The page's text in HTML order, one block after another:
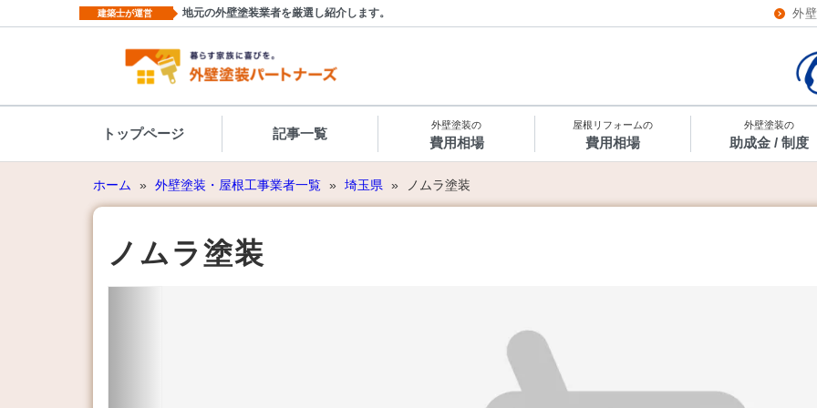
建築士が運営 地元の外壁塗装業者を厳選し紹介します。 外
トップページ 記事一覧
外壁塗装の
費用相場
屋根リフォームの
費用相場
外壁塗装の
助成金 / 制度
ホーム » 外壁塗装・屋根工事業者一覧 » 埼玉県 » ノムラ塗装
ノムラ塗装